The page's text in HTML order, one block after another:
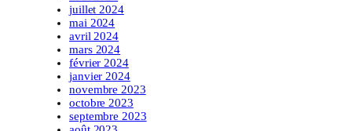
juillet 2024
mai 2024
avril 2024
mars 2024
février 2024
janvier 2024
novembre 2023
octobre 2023
septembre 2023